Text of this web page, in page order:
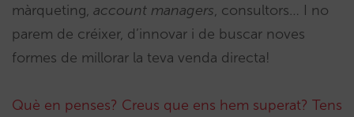
màrqueting, account managers, consultors… I no
parem de créixer, d’innovar i de buscar noves
formes de millorar la teva venda directa!
Què en penses? Creus que ens hem superat? Tens